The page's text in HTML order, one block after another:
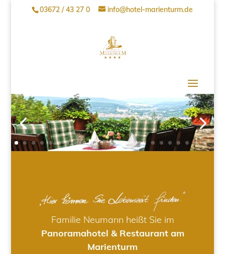
03672 / 43 27 0 info@hotel-marienturm.de
Familie Neumann heißt Sie im
Panoramahotel & Restaurant am
Marienturm